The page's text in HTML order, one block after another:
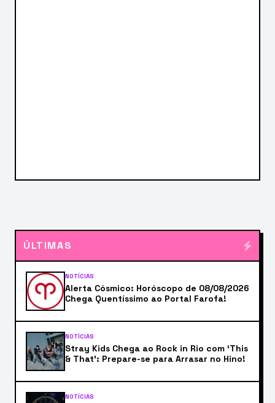
ÚLTIMAS
NOTÍCIAS
Alerta Cósmico: Horóscopo de 08/08/2026
Chega Quentíssimo ao Portal Farofa!
NOTÍCIAS
Stray Kids Chega ao Rock in Rio com ‘This
& That’: Prepare-se para Arrasar no Hino!
NOTÍCIAS